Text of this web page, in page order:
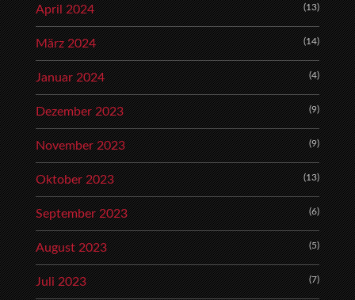
April 2024 (13)
März 2024 (14)
Januar 2024 (4)
Dezember 2023 (9)
November 2023 (9)
Oktober 2023 (13)
September 2023 (6)
August 2023 (5)
Juli 2023 (7)